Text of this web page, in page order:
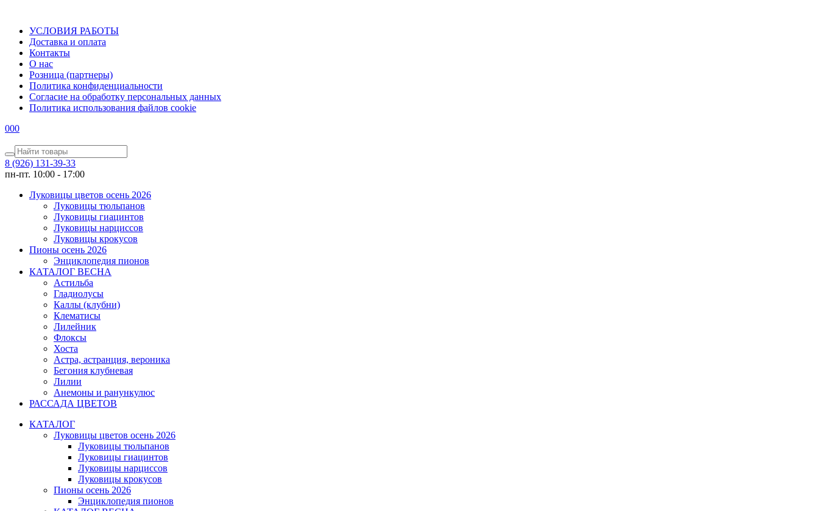
УСЛОВИЯ РАБОТЫ
Доставка и оплата
Контакты
О наc
Розница (партнеры)
Политика конфиденциальности
Согласие на обработку персональных данных
Политика использования файлов сookie
000
8 (926) 131-39-33
пн-пт. 10:00 - 17:00
Луковицы цветов осень 2026
Луковицы тюльпанов
Луковицы гиацинтов
Луковицы нарциссов
Луковицы крокусов
Пионы осень 2026
Энциклопедия пионов
КАТАЛОГ ВЕСНА
Астильба
Гладиолусы
Каллы (клубни)
Клематисы
Лилейник
Флоксы
Хоста
Астра, астранция, вероника
Бегония клубневая
Лилии
Анемоны и ранункулюс
РАССАДА ЦВЕТОВ
КАТАЛОГ
Луковицы цветов осень 2026
Луковицы тюльпанов
Луковицы гиацинтов
Луковицы нарциссов
Луковицы крокусов
Пионы осень 2026
Энциклопедия пионов